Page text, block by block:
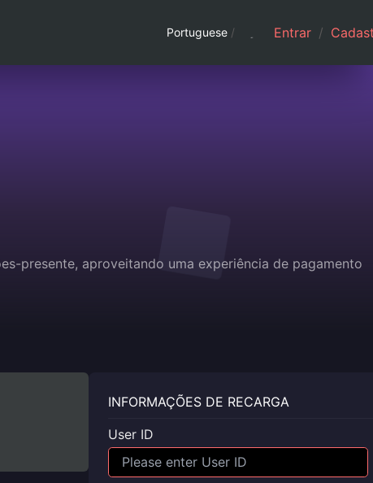
Portuguese / Entrar /
presente, aproveitando uma experiência de pagamento
INFORMAÇÕES DE RECARGA
User ID